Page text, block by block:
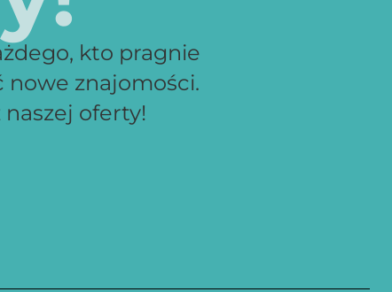
kto pragnie
nowe znajomości.
oferty!